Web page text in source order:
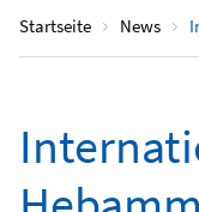
Startseite News